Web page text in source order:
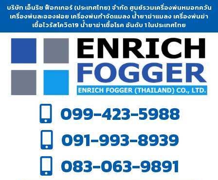
บริษัท เอ็นริช ฟ็อกเกอร์ (ประเทศไทย) จำกัด ศูนย์รวมเครื่องพ่นหมอกควัน
เครื่องพ่นละอองฝอย เครื่องพ่นกำจัดแมลง น้ำยาฆ่าแมลง เครื่องพ่นฆ่า
เชื้อไวรัสโควิด19 น้ำยาฆ่าเชื้อโรค อันดับ 1 ในประเทศไทย
099-423-5988
091-993-8939
083-063-9891